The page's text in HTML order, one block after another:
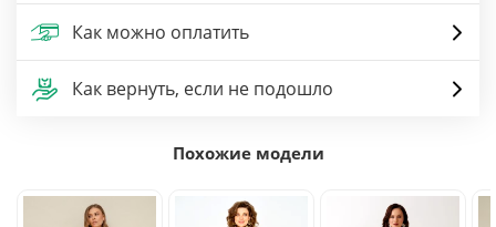
Как можно оплатить
Как вернуть, если не подошло
Похожие модели